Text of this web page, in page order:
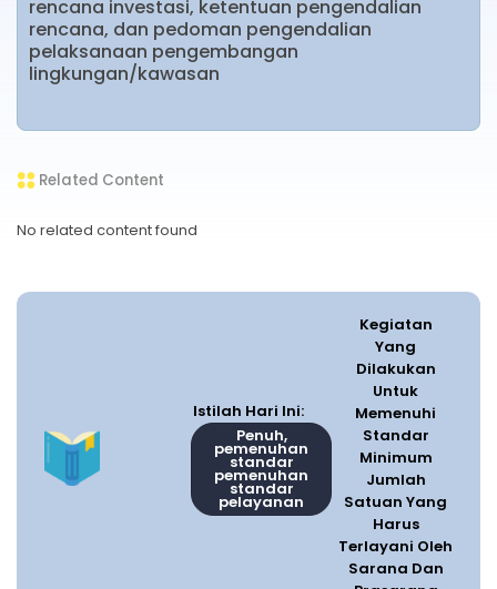
Infrastruktur
rencana investasi, ketentuan pengendalian
rencana, dan pedoman pengendalian
pelaksanaan pengembangan
lingkungan/kawasan
Related Content
No related content found
Istilah Hari Ini:
Penuh,
pemenuhan
standar
pemenuhan
standar
pelayanan
Kegiatan
Yang
Dilakukan
Untuk
Memenuhi
Standar
Minimum
Jumlah
Satuan Yang
Harus
Terlayani Oleh
Sarana Dan